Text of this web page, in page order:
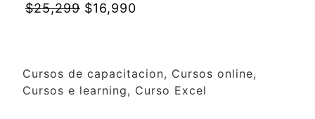
$25,299 $16,990
Cursos de capacitacion, Cursos online,
Cursos e learning, Curso Excel